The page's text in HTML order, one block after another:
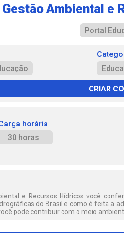
Gestão Ambiental e
Portal
CRIAR
horária
30 horas
e Recursos Hídricos você
do Brasil e como é feita a
pode contribuir com o meio